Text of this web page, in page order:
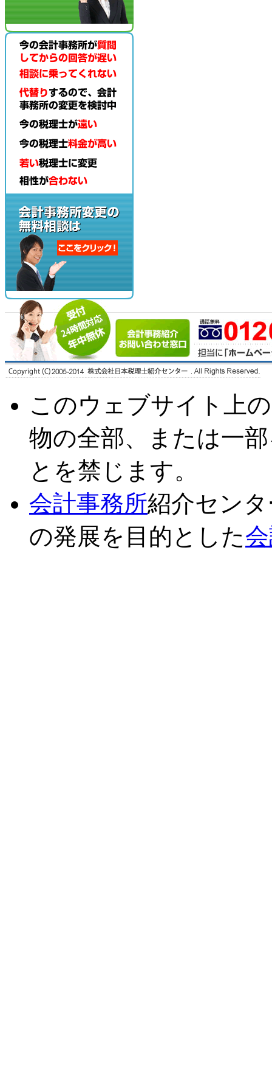
このウェブサイト上
物の全部、または一
とを禁じます。
会計事務所紹介セン
の発展を目的とした